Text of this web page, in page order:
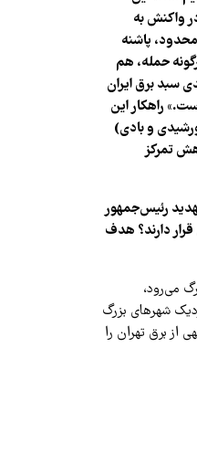
واکنش به
پاشنه
حمله، هم
استراتژیک را فلج می‌سازند. اورعی با انتقاد از وابستگی ۹۰ درصدی سبد برق ایران
راهکار این
تجدیدپذیرها (خورشیدی و بادی)
تمرکز
رئیس‌جمهور
دارند؟ هدف
می‌رود،
شهرهای بزرگ
از برق تهران را